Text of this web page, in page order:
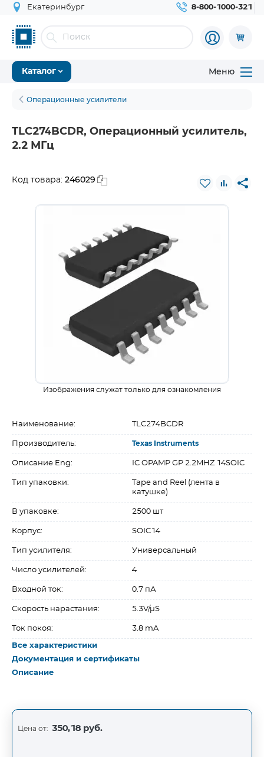
Екатеринбург 8-800-1000-321
Каталог Меню
Операционные усилители
TLC274BCDR, Операционный усилитель,
2.2 МГц
Код товара: 246029
Изображения служат только для ознакомления
Наименование: TLC274BCDR
Производитель: Texas Instruments
Описание Eng: IC OPAMP GP 2.2MHZ 14SOIC
Тип упаковки:
Tape and Reel (лента в
катушке)
В упаковке: 2500 шт
Корпус: SOIC14
Тип усилителя: Универсальный
Число усилителей: 4
Входной ток: 0.7 пА
Скорость нарастания: 5.3V/µS
Ток покоя: 3.8 mA
Все характеристики
Документация и сертификаты
Описание
Цена от: 350,18 руб.